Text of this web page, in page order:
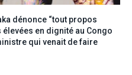
dénonce “tout propos
en dignité au Congo
qui venait de faire